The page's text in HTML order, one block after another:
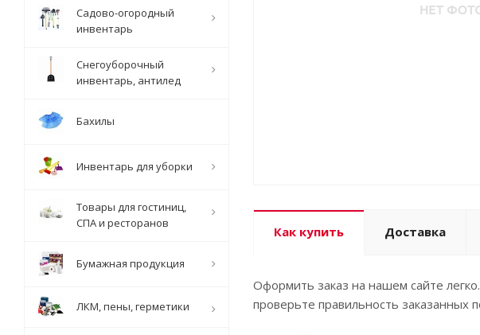
Как купить Доставка
Оформить заказ на нашем сайте
проверьте правильность заказанных
Садово-огородный
инвентарь
Снегоуборочный
инвентарь, антилед
Бахилы
Инвентарь для уборки
Товары для гостиниц,
СПА и ресторанов
Бумажная продукция
ЛКМ, пены, герметики